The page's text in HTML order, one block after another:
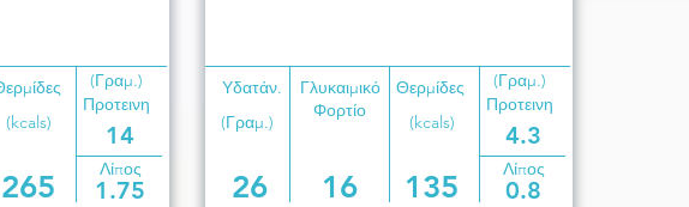
(kcals)
Προτεινη
14
(Γραμ.)
265 Λίπος
1.75
Υδατάν.
Γλυκαιμικό
Φορτίο
(Γραμ.)
Θερμίδες
(kcals)
Προτεινη
4.3
(Γραμ.)
26 16 135 Λίπος
0.8